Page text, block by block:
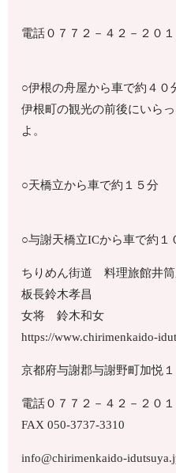
電話０７７２－４２－２０１
○伊根の舟屋から車で約４０
伊根町の観光の前後にいら
よ。
○天橋立から車で約１５分
○与謝天橋立ICから車で約１
ちりめん街道 料理旅館井筒
板長鈴木孝昌
女将 鈴木和女
https://www.chirimenkaido-
京都府与謝郡与謝野町加悦
電話０７７２－４２－２０１
FAX 050-3737-3310
info@chirimenkaido-